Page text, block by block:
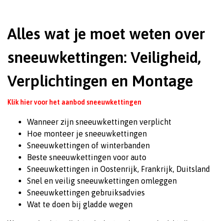
Alles wat je moet weten over
sneeuwkettingen: Veiligheid,
Verplichtingen en Montage
Klik hier voor het aanbod sneeuwkettingen
Wanneer zijn sneeuwkettingen verplicht
Hoe monteer je sneeuwkettingen
Sneeuwkettingen of winterbanden
Beste sneeuwkettingen voor auto
Sneeuwkettingen in Oostenrijk, Frankrijk, Duitsland
Snel en veilig sneeuwkettingen omleggen
Sneeuwkettingen gebruiksadvies
Wat te doen bij gladde wegen